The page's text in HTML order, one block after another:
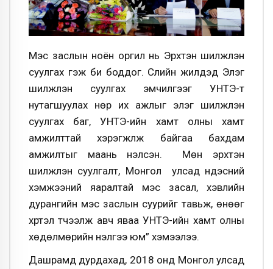
Мэс заслын ноён оргил нь Эрхтэн шилжүүлэн
суулгах гэж би боддог. Сүүлийн жилүүдэд Элэг
шилжүүлэн суулгах эмчилгээг УНТЭ-т
нутагшуулах нөр их ажлыг элэг шилжүүлэн
суулгах баг, УНТЭ-ийн хамт олны хамт
амжилттай хэрэгжүүлж байгаа бахдам
амжилтыг маань үнэлсэн.
Мөн эрхтэн
шилжүүлэн суулгалт, Монгол улсад үндэсний
хэмжээний яаралтай мэс засал, хэвлийн
дурангийн мэс заслын суурийг тавьж, өнөөг
хүртэл түүчээлж авч яваа УНТЭ-ийн хамт олны
хөдөлмөрийн үнэлгээ юм” хэмээлээ.
Дашрамд дурдахад, 2018 онд Монгол улсад